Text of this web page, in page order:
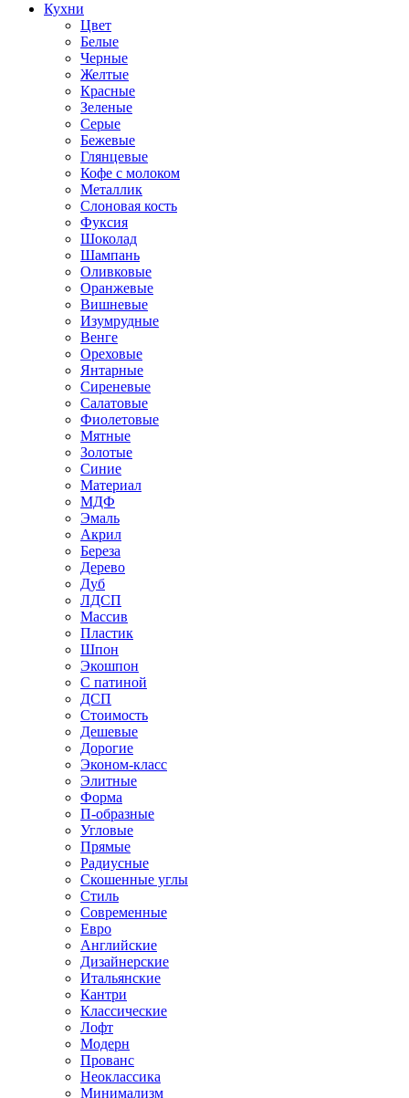
Кухни
Цвет
Белые
Черные
Желтые
Красные
Зеленые
Серые
Бежевые
Глянцевые
Кофе с молоком
Металлик
Слоновая кость
Фуксия
Шоколад
Шампань
Оливковые
Оранжевые
Вишневые
Изумрудные
Венге
Ореховые
Янтарные
Сиреневые
Салатовые
Фиолетовые
Мятные
Золотые
Синие
Материал
МДФ
Эмаль
Акрил
Береза
Дерево
Дуб
ЛДСП
Массив
Пластик
Шпон
Экошпон
С патиной
ДСП
Стоимость
Дешевые
Дорогие
Эконом-класс
Элитные
Форма
П-образные
Угловые
Прямые
Радиусные
Скошенные углы
Стиль
Современные
Евро
Английские
Дизайнерские
Итальянские
Кантри
Классические
Лофт
Модерн
Прованс
Неоклассика
Минимализм